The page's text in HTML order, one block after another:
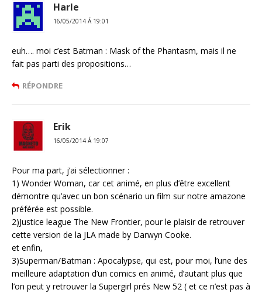
Harle
16/05/2014 Á 19:01
euh…. moi c’est Batman : Mask of the Phantasm, mais il ne
fait pas parti des propositions…
RÉPONDRE
Erik
16/05/2014 Á 19:07
Pour ma part, j’ai sélectionner :
1) Wonder Woman, car cet animé, en plus d’être excellent
démontre qu’avec un bon scénario un film sur notre amazone
préférée est possible.
2)Justice league The New Frontier, pour le plaisir de retrouver
cette version de la JLA made by Darwyn Cooke.
et enfin,
3)Superman/Batman : Apocalypse, qui est, pour moi, l’une des
meilleure adaptation d’un comics en animé, d’autant plus que
l’on peut y retrouver la Supergirl prés New 52 ( et ce n’est pas à